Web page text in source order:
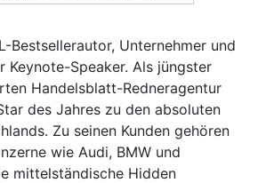
Bestsellerautor, Unternehmer und
Keynote-Speaker. Als jüngster
Handelsblatt-Redneragentur
des Jahres zu den absoluten
Zu seinen Kunden gehören
wie Audi, BMW und
mittelständische Hidden